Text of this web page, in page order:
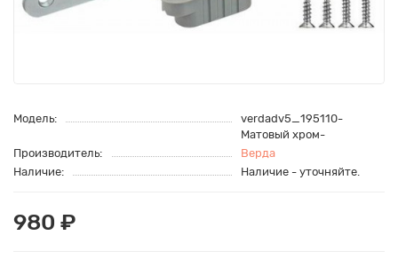
Модель:
verdadv5_195110-
Матовый хром-
Производитель:
Верда
Наличие:
Наличие - уточняйте.
980 ₽